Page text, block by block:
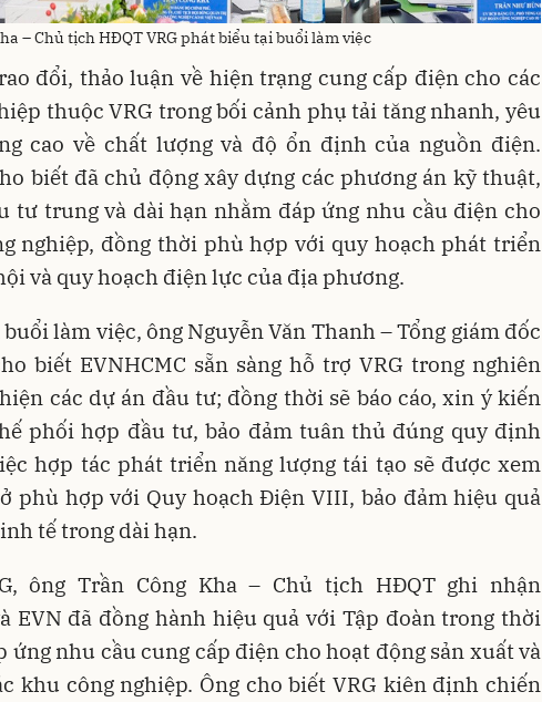
– Chủ tịch HĐQT VRG phát biểu tại buổi làm việc
đổi, thảo luận về hiện trạng cung cấp điện cho các
thuộc VRG trong bối cảnh phụ tải tăng nhanh, yêu
cao về chất lượng và độ ổn định của nguồn điện.
biết đã chủ động xây dựng các phương án kỹ thuật,
tư trung và dài hạn nhằm đáp ứng nhu cầu điện cho
nghiệp, đồng thời phù hợp với quy hoạch phát triển
và quy hoạch điện lực của địa phương.
làm việc, ông Nguyễn Văn Thanh – Tổng giám đốc
biết EVNHCMC sẵn sàng hỗ trợ VRG trong nghiên
các dự án đầu tư; đồng thời sẽ báo cáo, xin ý kiến
phối hợp đầu tư, bảo đảm tuân thủ đúng quy định
hợp tác phát triển năng lượng tái tạo sẽ được xem
phù hợp với Quy hoạch Điện VIII, bảo đảm hiệu quả
tế trong dài hạn.
ông Trần Công Kha – Chủ tịch HĐQT ghi nhận
EVN đã đồng hành hiệu quả với Tập đoàn trong thời
ứng nhu cầu cung cấp điện cho hoạt động sản xuất và
khu công nghiệp. Ông cho biết VRG kiên định chiến